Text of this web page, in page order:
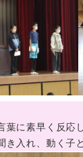
に素早く反応
入れ、動く子